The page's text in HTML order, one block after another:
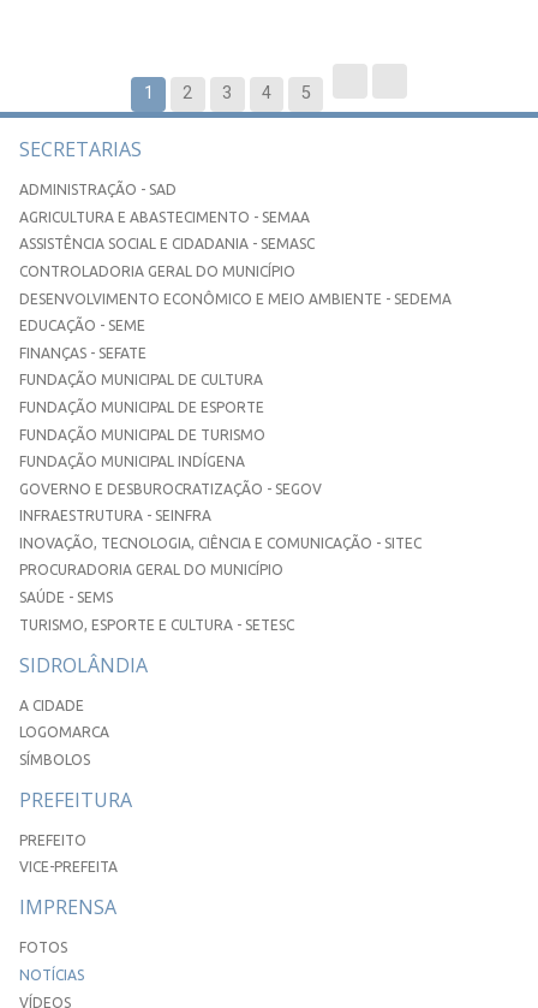
1 2 3 4 5
SECRETARIAS
ADMINISTRAÇÃO - SAD
AGRICULTURA E ABASTECIMENTO - SEMAA
ASSISTÊNCIA SOCIAL E CIDADANIA - SEMASC
CONTROLADORIA GERAL DO MUNICÍPIO
DESENVOLVIMENTO ECONÔMICO E MEIO AMBIENTE - SEDEMA
EDUCAÇÃO - SEME
FINANÇAS - SEFATE
FUNDAÇÃO MUNICIPAL DE CULTURA
FUNDAÇÃO MUNICIPAL DE ESPORTE
FUNDAÇÃO MUNICIPAL DE TURISMO
FUNDAÇÃO MUNICIPAL INDÍGENA
GOVERNO E DESBUROCRATIZAÇÃO - SEGOV
INFRAESTRUTURA - SEINFRA
INOVAÇÃO, TECNOLOGIA, CIÊNCIA E COMUNICAÇÃO - SITEC
PROCURADORIA GERAL DO MUNICÍPIO
SAÚDE - SEMS
TURISMO, ESPORTE E CULTURA - SETESC
SIDROLÂNDIA
A CIDADE
LOGOMARCA
SÍMBOLOS
PREFEITURA
PREFEITO
VICE-PREFEITA
IMPRENSA
FOTOS
NOTÍCIAS
VÍDEOS